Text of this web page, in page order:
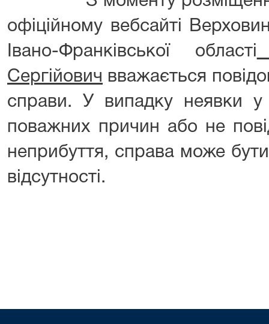
офіційному вебсайті
Івано-Франківської області
Сергійович вважається
справи. У випадку неявки у
поважних причин або не
неприбуття, справа може
відсутності.